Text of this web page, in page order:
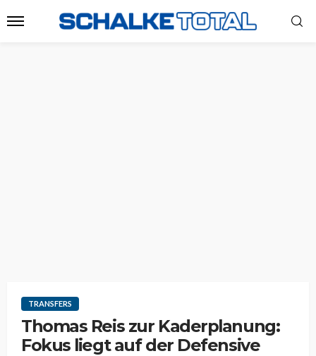
TRANSFERS
Thomas Reis zur Kaderplanung:
Fokus liegt auf der Defensive